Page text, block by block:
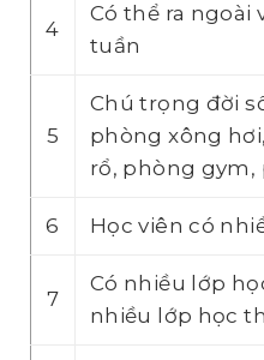
4
Có thể ra ngoài
tuần
5
Chú trọng đời
phòng xông
rổ, phòng gym,
6 Học viên có
7
Có nhiều lớp
nhiều lớp học